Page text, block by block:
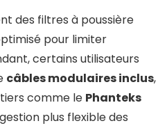
des filtres à poussière
pour limiter
certains utilisateurs
câbles modulaires inclus,
comme le Phanteks
plus flexible des